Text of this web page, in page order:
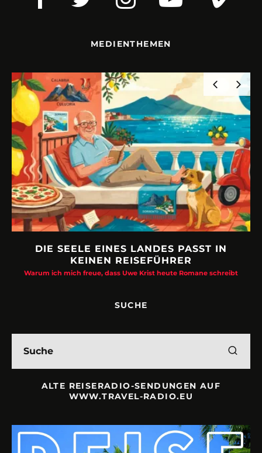
MEDIENTHEMEN
DIE SEELE EINES LANDES PASST IN
KEINEN REISEFÜHRER
Warum ich mich freue, dass Uwe Krist heute Romane schreibt
SUCHE
ALTE REISERADIO-SENDUNGEN AUF
WWW.TRAVEL-RADIO.EU